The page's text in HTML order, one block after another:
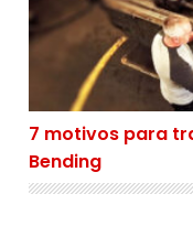
7 motivos para
Bending